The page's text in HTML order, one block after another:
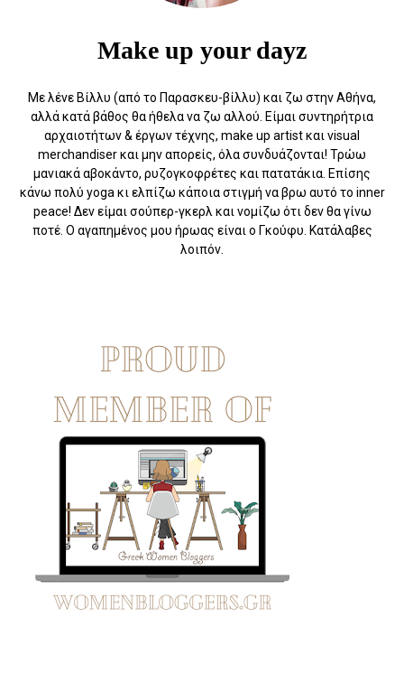
Make up your dayz
Με λένε Βίλλυ (από το Παρασκευ-βίλλυ) και ζω στην Αθήνα,
αλλά κατά βάθος θα ήθελα να ζω αλλού. Eίμαι συντηρήτρια
αρχαιοτήτων & έργων τέχνης, make up artist και visual
merchandiser και μην απορείς, όλα συνδυάζονται! Τρώω
μανιακά αβοκάντο, ρυζογκοφρέτες και πατατάκια. Επίσης
κάνω πολύ yoga κι ελπίζω κάποια στιγμή να βρω αυτό το inner
peace! Δεν είμαι σούπερ-γκερλ και νομίζω ότι δεν θα γίνω
ποτέ. Ο αγαπημένος μου ήρωας είναι ο Γκούφυ. Κατάλαβες
λοιπόν.